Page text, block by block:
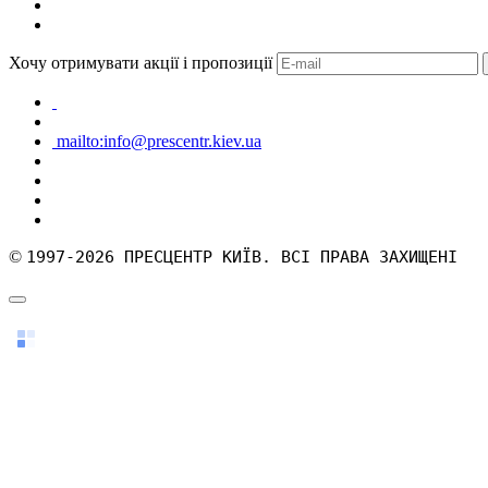
Хочу отримувати акції і пропозиції
mailto:info@prescentr.kiev.ua
© 1997-2026 ПРЕСЦЕНТР КИЇВ. ВСІ ПРАВА ЗАХИЩЕНІ